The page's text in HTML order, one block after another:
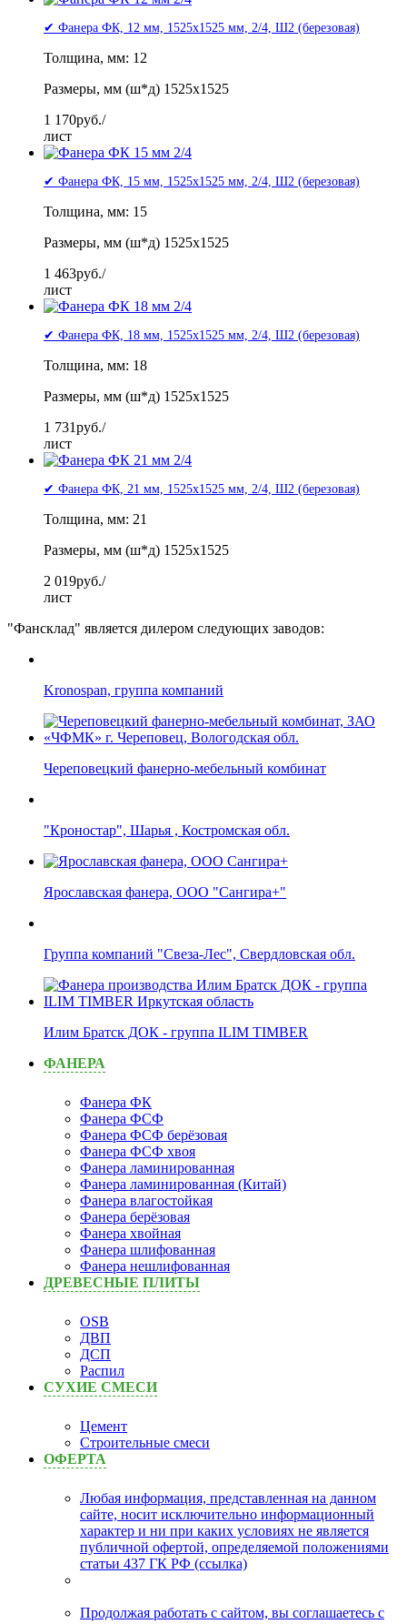
✔ Фанера ФК, 12 мм, 1525x1525 мм, 2/4, Ш2 (березовая)
Толщина, мм: 12
Размеры, мм (ш*д) 1525x1525
1 170руб./
лист
✔ Фанера ФК, 15 мм, 1525x1525 мм, 2/4, Ш2 (березовая)
Толщина, мм: 15
Размеры, мм (ш*д) 1525x1525
1 463руб./
лист
✔ Фанера ФК, 18 мм, 1525x1525 мм, 2/4, Ш2 (березовая)
Толщина, мм: 18
Размеры, мм (ш*д) 1525x1525
1 731руб./
лист
✔ Фанера ФК, 21 мм, 1525x1525 мм, 2/4, Ш2 (березовая)
Толщина, мм: 21
Размеры, мм (ш*д) 1525x1525
2 019руб./
лист
"Фансклад" является дилером следующих заводов:
Kronospan, группа компаний
Череповецкий фанерно-мебельный комбинат
"Кроностар", Шарья , Костромская обл.
Ярославская фанера, ООО "Сангира+"
Группа компаний "Свеза-Лес", Свердловская обл.
Илим Братск ДОК - группа ILIM TIMBER
ФАНЕРА
Фанера ФК
Фанера ФСФ
Фанера ФСФ берёзовая
Фанера ФСФ хвоя
Фанера ламинированная
Фанера ламинированная (Китай)
Фанера влагостойкая
Фанера берёзовая
Фанера хвойная
Фанера шлифованная
Фанера нешлифованная
ДРЕВЕСНЫЕ ПЛИТЫ
OSB
ДВП
ДСП
Распил
СУХИЕ СМЕСИ
Цемент
Строительные смеси
ОФЕРТА
Любая информация, представленная на данном
сайте, носит исключительно информационный
характер и ни при каких условиях не является
публичной офертой, определяемой положениями
статьи 437 ГК РФ (ссылка)
Продолжая работать с сайтом, вы соглашаетесь с